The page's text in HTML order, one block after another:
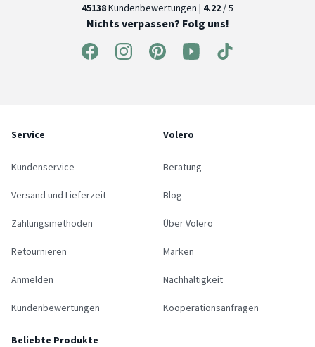
45138Kundenbewertungen | 4.22 / 5
Nichts verpassen? Folg uns!
Service
Kundenservice
Versand und Lieferzeit
Zahlungsmethoden
Retournieren
Anmelden
Kundenbewertungen
Volero
Beratung
Blog
Über Volero
Marken
Nachhaltigkeit
Kooperationsanfragen
Beliebte Produkte